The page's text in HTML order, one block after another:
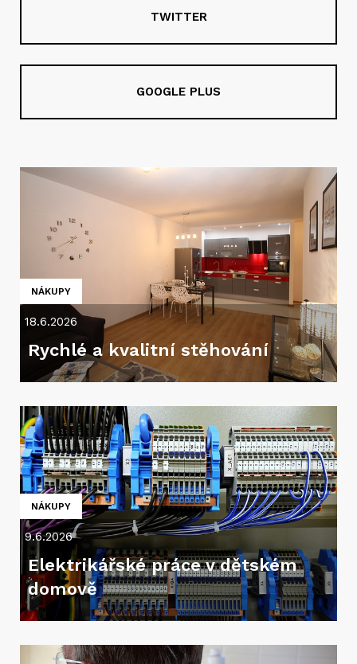
TWITTER
GOOGLE PLUS
NÁKUPY
18.6.2026
Rychlé a kvalitní stěhování
NÁKUPY
9.6.2026
Elektrikářské práce v dětském
domově